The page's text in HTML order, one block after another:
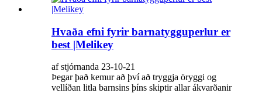
Hvaða efni fyrir barnatygguperlur er
best |Melikey
af stjórnanda 23-10-21
Þegar það kemur að því að tryggja öryggi og
vellíðan litla barnsins þíns skiptir allar ákvarðanir